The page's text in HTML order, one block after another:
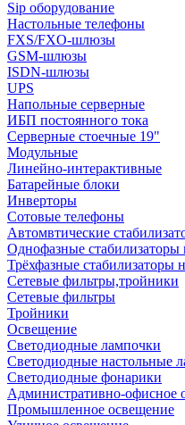
Sip оборудование
Настольные телефоны
FXS/FXO-шлюзы
GSM-шлюзы
ISDN-шлюзы
UPS
Напольные серверные
ИБП постоянного тока
Серверные стоечные 19"
Модульные
Линейно-интерактивные
Батарейные блоки
Инверторы
Сотовые телефоны
Автомвтические
Однофазные стабилизаторы
Трёхфазные стабилизаторы
Сетевые фильтры,тройники
Сетевые фильтры
Тройники
Освещение
Светодиодные лампочки
Светодиодные настольные
Светодиодные фонарики
Административно-офисное
Промышленное освещение